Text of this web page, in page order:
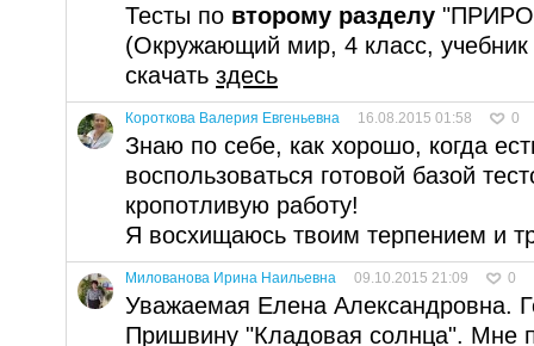
Тесты по второму разделу
(Окружающий мир, 4 класс,
скачать здесь
Короткова Валерия Евгеньевна 16.08.2015 01:58 0
Знаю по себе, как хорошо, когда
воспользоваться готовой базой
кропотливую работу!
Я восхищаюсь твоим терпением и
Милованова Ирина Наильевна 09.10.2015 21:09 0
Уважаемая Елена Александровна.
Пришвину "Кладовая солнца". Мне